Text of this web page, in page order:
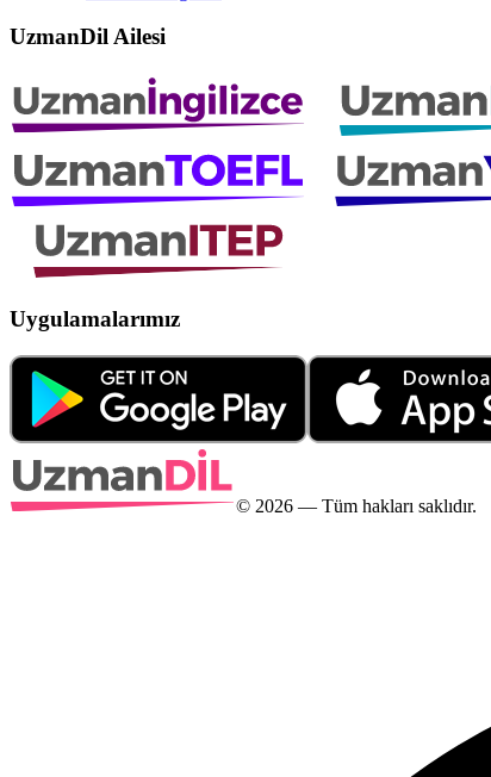
UzmanDil Ailesi
Uygulamalarımız
© 2026 — Tüm hakları saklıdır.